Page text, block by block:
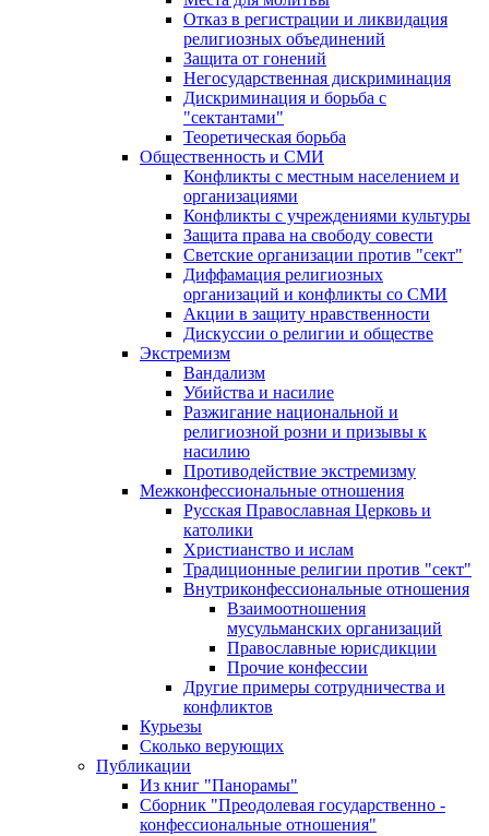
Отказ в регистрации и ликвидация
религиозных объединений
Защита от гонений
Негосударственная дискриминация
Дискриминация и борьба с
"сектантами"
Теоретическая борьба
Общественность и СМИ
Конфликты с местным населением и
организациями
Конфликты с учреждениями культуры
Защита права на свободу совести
Светские организации против "сект"
Диффамация религиозных
организаций и конфликты со СМИ
Акции в защиту нравственности
Дискуссии о религии и обществе
Экстремизм
Вандализм
Убийства и насилие
Разжигание национальной и
религиозной розни и призывы к
насилию
Противодействие экстремизму
Межконфессиональные отношения
Русская Православная Церковь и
католики
Христианство и ислам
Традиционные религии против "сект"
Внутриконфессиональные отношения
Взаимоотношения
мусульманских организаций
Православные юрисдикции
Прочие конфессии
Другие примеры сотрудничества и
конфликтов
Курьезы
Сколько верующих
Публикации
Из книг "Панорамы"
Сборник "Преодолевая государственно -
конфессиональные отношения"